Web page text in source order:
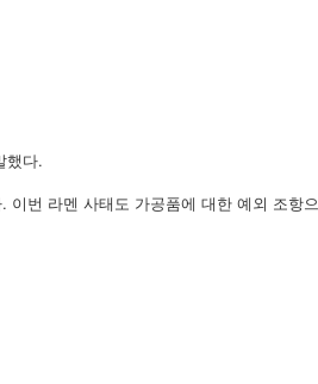
했다.
번 라멘 사태도 가공품에 대한 예외 조항으